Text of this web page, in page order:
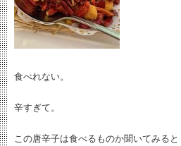
食べれない。
辛すぎて。
この唐辛子は食べるものか聞いてみると